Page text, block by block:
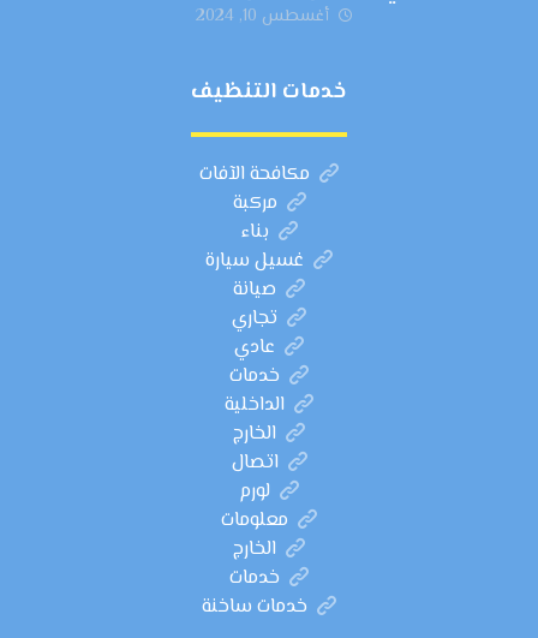
أغسطس 10, 2024
خدمات التنظيف
مكافحة الآفات
مركبة
بناء
غسيل سيارة
صيانة
تجاري
عادي
خدمات
الداخلية
الخارج
اتصال
لورم
معلومات
الخارج
خدمات
خدمات ساخنة